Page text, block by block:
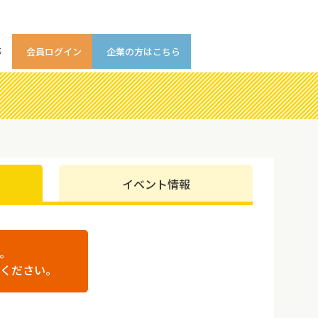
会員ログイン 企業の方はこちら
イベント情報
ださい。